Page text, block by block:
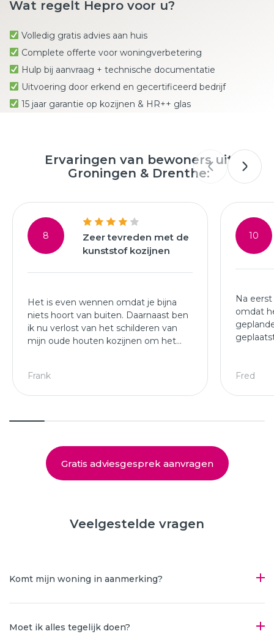
Wat regelt Hepro voor u?
Volledig gratis advies aan huis
Complete offerte voor woningverbetering
Hulp bij aanvraag + technische documentatie
Uitvoering door erkend en gecertificeerd bedrijf
15 jaar garantie op kozijnen & HR++ glas
Ervaringen van bewoners uit
Groningen & Drenthe:
8
Zeer tevreden met de
kunststof kozijnen
Het is even wennen omdat je bijna
niets hoort van buiten. Daarnaast ben
ik nu verlost van het schilderen van
mijn oude houten kozijnen om het
deuren hebben geplaatst.
Frank
10
Na
omdat
Fred
Gratis adviesgesprek aanvragen
Veelgestelde vragen
Komt mijn woning in aanmerking?
Moet ik alles tegelijk doen?